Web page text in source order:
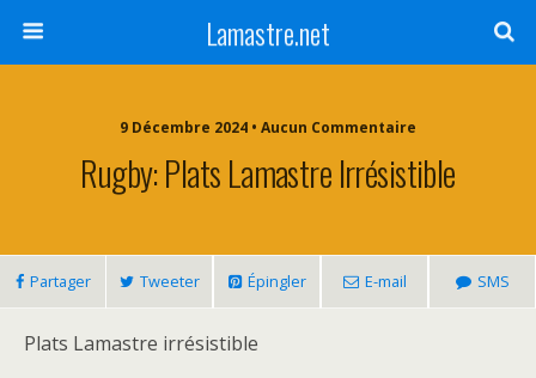
Lamastre.net
9 Décembre 2024 • Aucun Commentaire
Rugby: Plats Lamastre Irrésistible
Partager Tweeter Épingler E-mail SMS
Plats Lamastre irrésistible